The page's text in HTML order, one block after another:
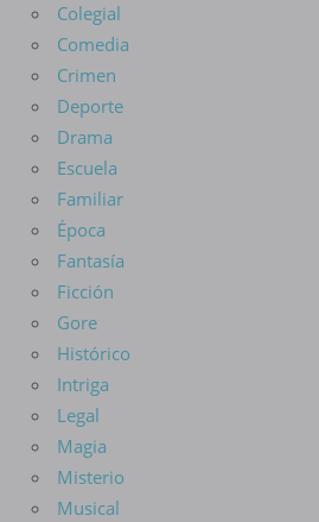
Colegial
Comedia
Crimen
Deporte
Drama
Escuela
Familiar
Época
Fantasía
Ficción
Gore
Histórico
Intriga
Legal
Magia
Misterio
Musical